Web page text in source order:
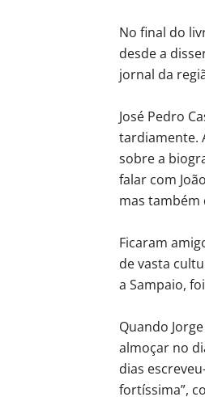
No final do
desde a
jornal da
José Pedro
tardiamente.
sobre a
falar com
mas também
Ficaram
de vasta
a Sampaio,
Quando
almoçar no
dias
fortíssima”,